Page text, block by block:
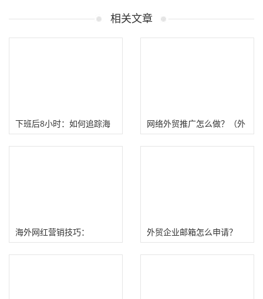
相关文章
下班后8小时：如何追踪海
外网红营销投产比（ROI）
网络外贸推广怎么做？（外
贸营销推广有哪些渠道）
海外网红营销技巧：
Agency海外网红营销方
外贸企业邮箱怎么申请？
zoho免费企业邮箱申请流程